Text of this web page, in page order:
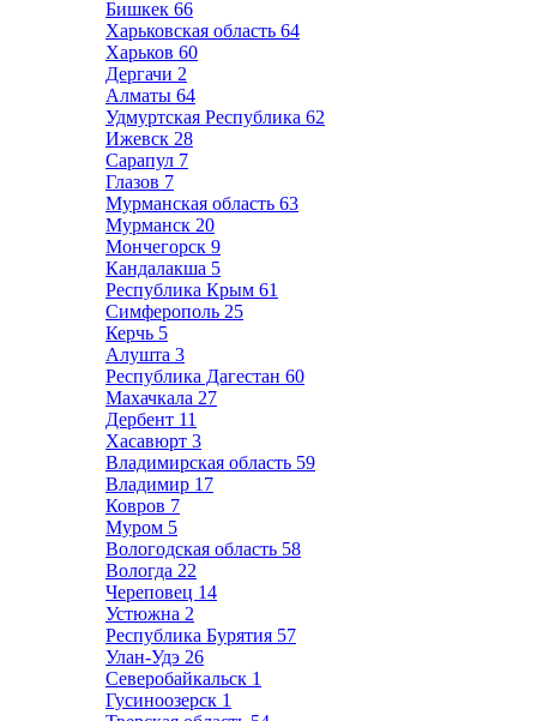
Бишкек 66
Харьковская область 64
Харьков 60
Дергачи 2
Алматы 64
Удмуртская Республика 62
Ижевск 28
Сарапул 7
Глазов 7
Мурманская область 63
Мурманск 20
Мончегорск 9
Кандалакша 5
Республика Крым 61
Симферополь 25
Керчь 5
Алушта 3
Республика Дагестан 60
Махачкала 27
Дербент 11
Хасавюрт 3
Владимирская область 59
Владимир 17
Ковров 7
Муром 5
Вологодская область 58
Вологда 22
Череповец 14
Устюжна 2
Республика Бурятия 57
Улан-Удэ 26
Северобайкальск 1
Гусиноозерск 1